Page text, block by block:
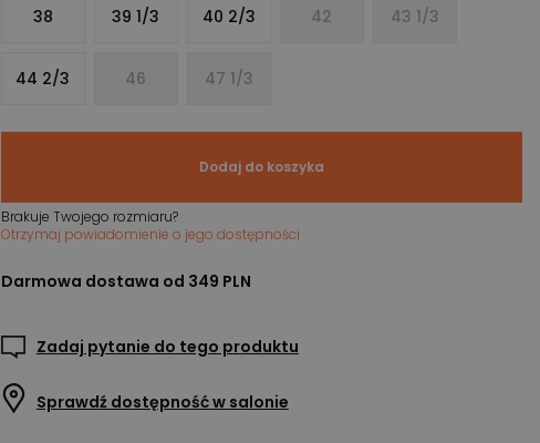
38 39 1/3 40 2/3 42 43 1/3
44 2/3 46 47 1/3
Dodaj do koszyka
Brakuje Twojego rozmiaru?
Otrzymaj powiadomienie o jego dostępności
Darmowa dostawa od 349 PLN
Zadaj pytanie do tego produktu
Sprawdź dostępność w salonie